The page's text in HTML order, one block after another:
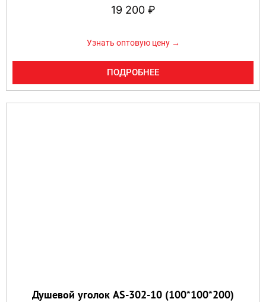
19 200 ₽
Узнать оптовую цену →
ПОДРОБНЕЕ
Душевой уголок AS-302-10 (100*100*200)